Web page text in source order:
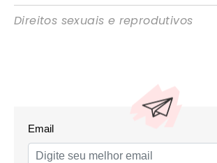
Direitos sexuais e reprodutivos